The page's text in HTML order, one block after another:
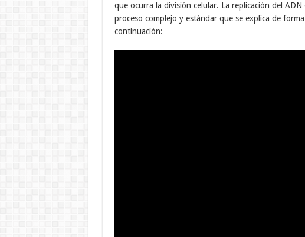
que ocurra la división celular. La replicación del
proceso complejo y estándar que se explica de
continuación: